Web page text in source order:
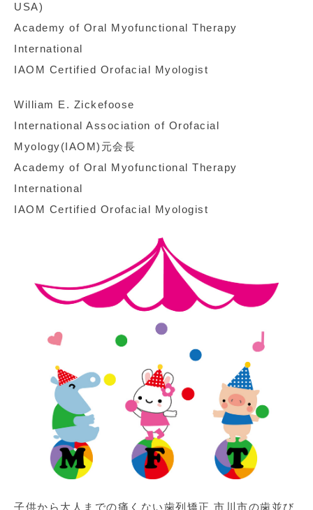
USA)
Academy of Oral Myofunctional Therapy
International
IAOM Certified Orofacial Myologist
William E. Zickefoose
International Association of Orofacial
Myology(IAOM)元会長
Academy of Oral Myofunctional Therapy
International
IAOM Certified Orofacial Myologist
子供から大人までの痛くない歯列矯正 市川市の歯並び